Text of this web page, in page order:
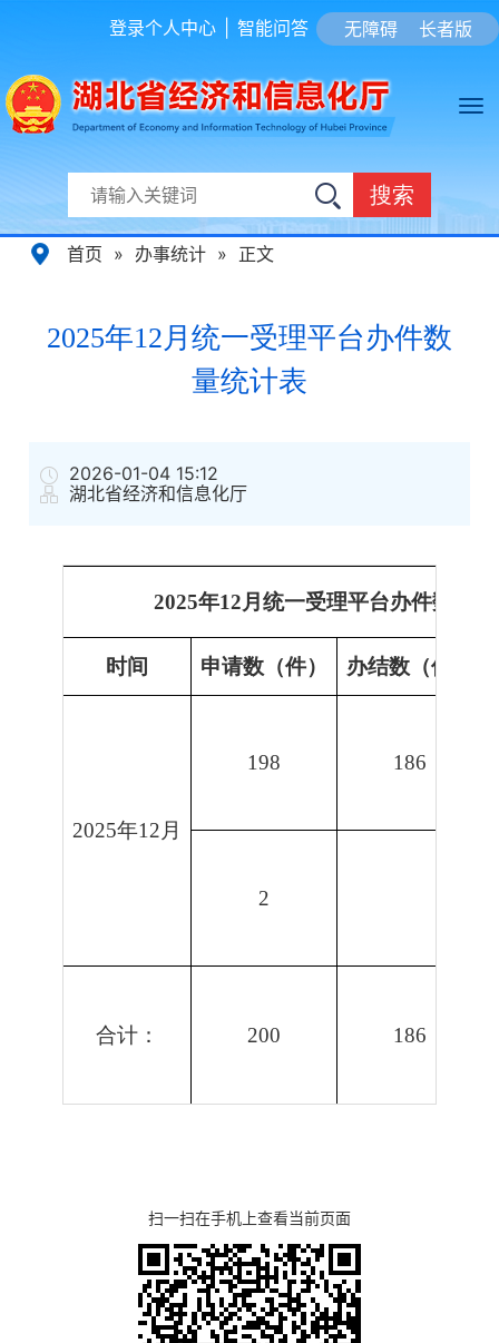
无障碍 长者版
登录个人中心 智能问答
搜索
首页 » 办事统计 » 正文
2025年12月统一受理平台办件数
量统计表
2026-01-04 15:12
湖北省经济和信息化厅
2025年12月统一受理平台办件数量
时间 申请数（件） 办结数（件）
2025年12月
198 186
2
合计： 200 186
扫一扫在手机上查看当前页面